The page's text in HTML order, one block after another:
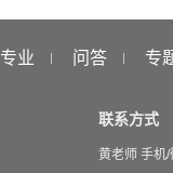
专业 问答 专
联系方式
黄老师 手机